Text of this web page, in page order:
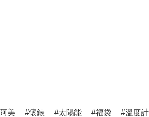
阿美 懷錶 太陽能 福袋 溫度計